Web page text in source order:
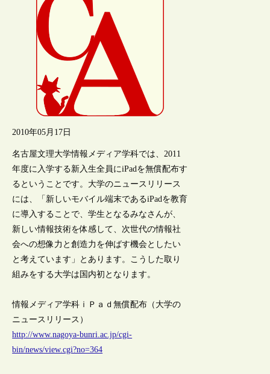
2010年05月17日
名古屋文理大学情報メディア学科では、2011
年度に入学する新入生全員にiPadを無償配布す
るということです。大学のニュースリリース
には、「新しいモバイル端末であるiPadを教育
に導入することで、学生となるみなさんが、
新しい情報技術を体感して、次世代の情報社
会への想像力と創造力を伸ばす機会としたい
と考えています」とあります。こうした取り
組みをする大学は国内初となります。
情報メディア学科ｉＰａｄ無償配布（大学の
ニュースリリース）
http://www.nagoya-bunri.ac.jp/cgi-
bin/news/view.cgi?no=364